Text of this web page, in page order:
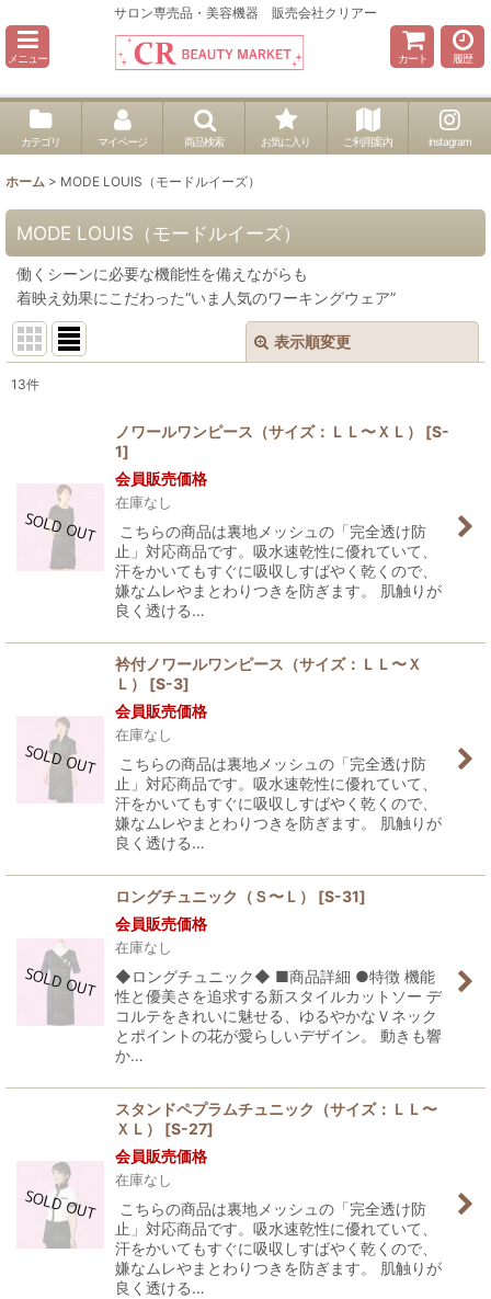
サロン専売品・美容機器 販売会社クリアー
メニュー カート 履歴
カテゴリ マイページ 商品検索 お気に入り ご利用案内 instagram
ホーム > MODE LOUIS（モードルイーズ）
MODE LOUIS（モードルイーズ）
働くシーンに必要な機能性を備えながらも
着映え効果にこだわった“いま人気のワーキングウェア”
表示順変更
絞り込む
13件
ノワールワンピース（サイズ：ＬＬ〜ＸＬ） [S-
1]
会員販売価格
在庫なし
こちらの商品は裏地メッシュの「完全透け防
止」対応商品です。吸水速乾性に優れていて、
汗をかいてもすぐに吸収しすばやく乾くので、
嫌なムレやまとわりつきを防ぎます。 肌触りが
良く透ける…
衿付ノワールワンピース（サイズ：ＬＬ〜Ｘ
Ｌ）
[S-3]
会員販売価格
在庫なし
こちらの商品は裏地メッシュの「完全透け防
止」対応商品です。吸水速乾性に優れていて、
汗をかいてもすぐに吸収しすばやく乾くので、
嫌なムレやまとわりつきを防ぎます。 肌触りが
良く透ける…
ロングチュニック（Ｓ〜Ｌ） [S-31]
会員販売価格
在庫なし
◆ロングチュニック◆ ■商品詳細 ●特徴 機能
性と優美さを追求する新スタイルカットソー デ
コルテをきれいに魅せる、ゆるやかなＶネック
とポイントの花が愛らしいデザイン。 動きも響
か…
スタンドペプラムチュニック（サイズ：ＬＬ〜
ＸＬ）
[S-27]
会員販売価格
在庫なし
こちらの商品は裏地メッシュの「完全透け防
止」対応商品です。吸水速乾性に優れていて、
汗をかいてもすぐに吸収しすばやく乾くので、
嫌なムレやまとわりつきを防ぎます。 肌触りが
良く透ける…